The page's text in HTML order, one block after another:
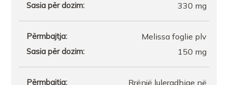
FARMACI VIRNA
FARMACI NEO TIRANE
Farmaci Damel Pharma
330 mg
Melissa foglie plv
150 mg
Rrënjë luleradhiqe në